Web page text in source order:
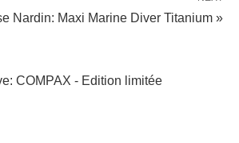
Nardin: Maxi Marine Diver Titanium »
COMPAX - Edition limitée